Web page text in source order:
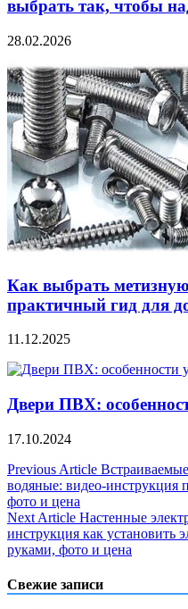
выбрать так, чтобы
28.02.2026
Как выбрать
практичный гид для
11.12.2025
Двери ПВХ:
17.10.2024
Навигация
по
записям
Previous Article
водяные: видео-инструкция
фото и цена
Next Article Настенные
инструкция как установить
руками, фото и цена
Свежие записи